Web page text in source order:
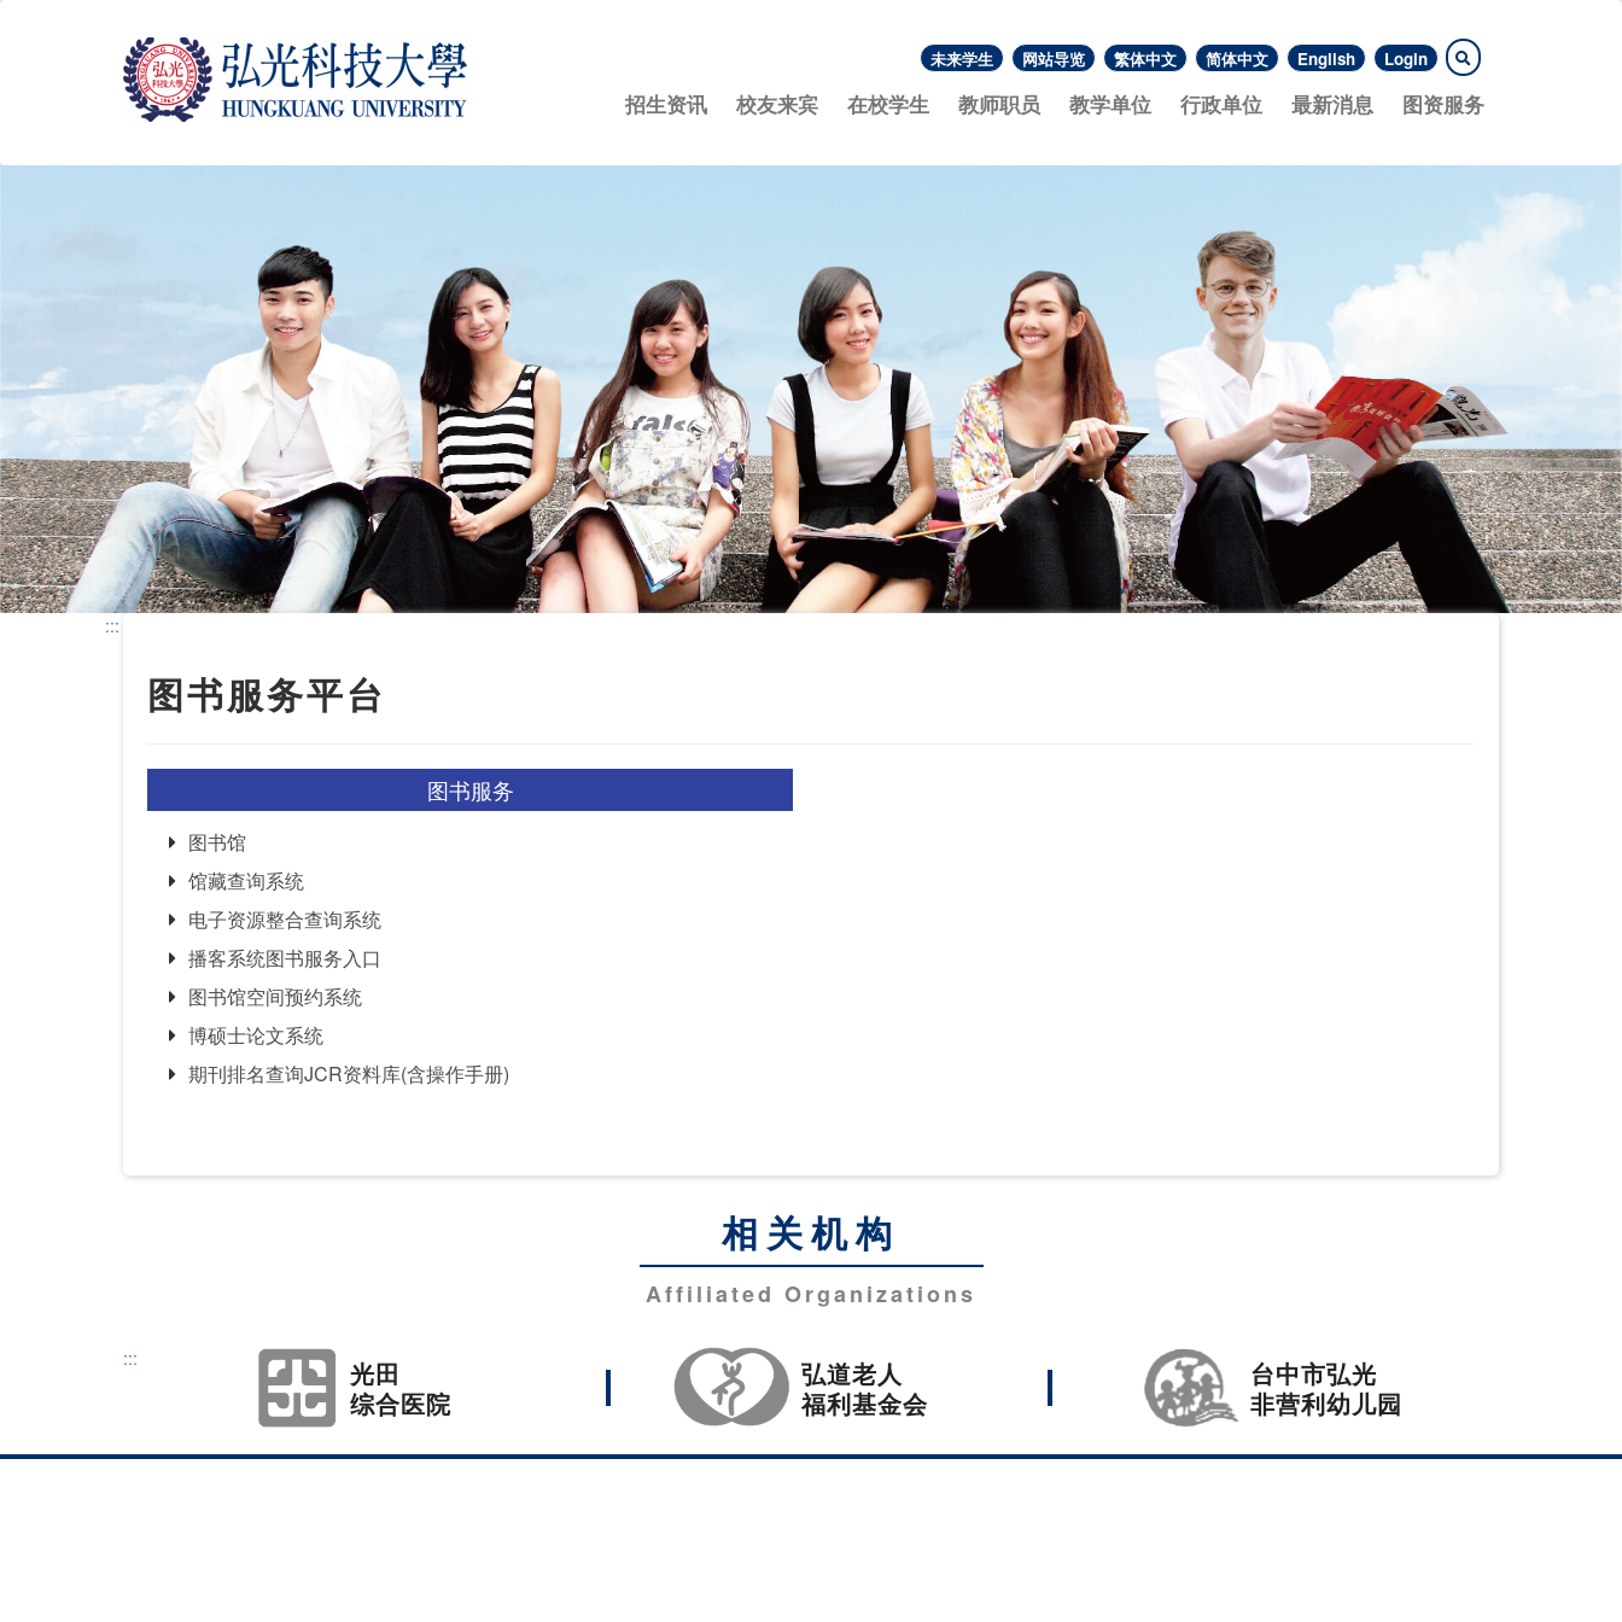
内
:::
未来学生 网站导览 繁体中文 简体中文 English Login
招生资讯 校友来宾 在校学生 教师职员 教学单位 行政单位 最新消息 图资服务
:::
图书服务平台
图书服务
图书馆
馆藏查询系统
电子资源整合查询系统
播客系统图书服务入口
图书馆空间预约系统
博硕士论文系统
期刊排名查询JCR资料库(含操作手册)
相关机构
Affiliated Organizations
:::
光田
综合医院
弘道老人
福利基金会
台中市弘光
非营利幼儿园